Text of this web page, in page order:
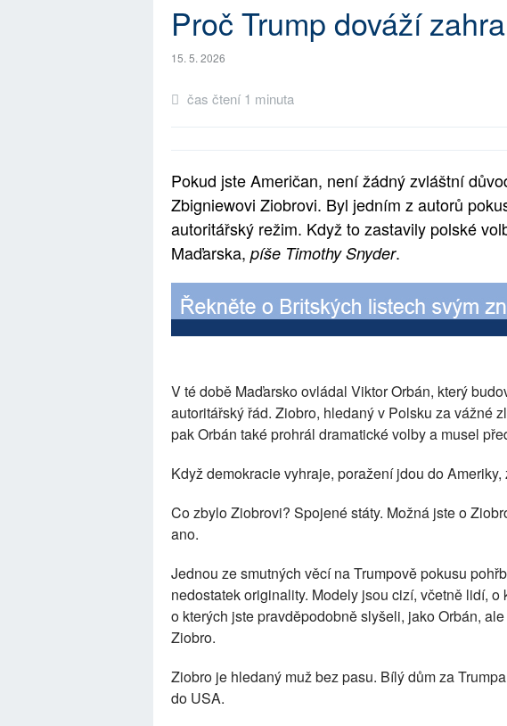
Proč Trump dováží
15. 5. 2026
čas čtení 1 minuta
Pokud jste Američan, není žádný zvláštní
Zbigniewovi Ziobrovi. Byl jedním z autorů
autoritářský režim. Když to zastavily polské
Maďarska, píše Timothy Snyder.
V té době Maďarsko ovládal Viktor Orbán, který
autoritářský řád. Ziobro, hledaný v Polsku za vážné
pak Orbán také prohrál dramatické volby a musel
Když demokracie vyhraje, poražení jdou do Ameriky,
Co zbylo Ziobrovi? Spojené státy. Možná jste o
ano.
Jednou ze smutných věcí na Trumpově pokusu
nedostatek originality. Modely jsou cizí, včetně lidí,
o kterých jste pravděpodobně slyšeli, jako Orbán,
Ziobro.
Ziobro je hledaný muž bez pasu. Bílý dům za
do USA.